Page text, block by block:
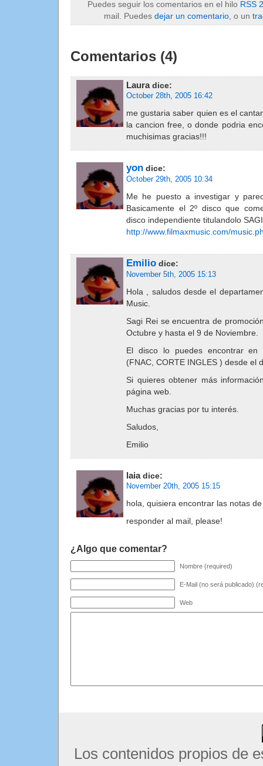
Puedes seguir los comentarios en el hilo RSS
mail. Puedes dejar un comentario , o un
Comentarios (4)
Lauradice:
October 28th, 2005 16:42
me gustaria saber quien es el
la cancion free, o donde podria
muchisimas gracias!!!
yon dice:
October 29th, 2005 10:34
Me he puesto a investigar y
Basicamente el 2º disco que
disco independiente titulandolo
http://www.filmaxmusic.com/
Emilio dice:
November 5th, 2005 15:13
Hola , saludos desde el
Music.
Sagi Rei se encuentra de
Octubre y hasta el 9 de Noviembre.
El disco lo puedes encontrar en
(FNAC, CORTE INGLES ) desde el
Si quieres obtener más
página web.
Muchas gracias por tu interés.
Saludos,
Emilio
laiadice:
November 20th, 2005 15:15
hola, quisiera encontrar las notas
responder al mail, please!
¿Algo que comentar?
Nombre (required)
E-Mail (no será publicado)
Web
Los contenidos propios de